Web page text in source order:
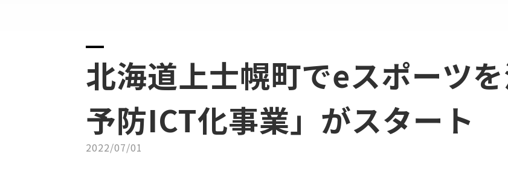
北海道上士幌町でeスポーツ
予防ICT化事業」がスタート
2022/07/01